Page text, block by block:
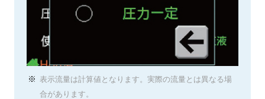
表示流量は計算値となります。実際の流量とは異なる場
合があります。